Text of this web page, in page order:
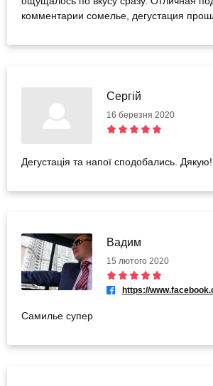
комментарии сомелье, дегустация
Сергій
16 березня 2020
Дегустація та напої сподобались. Дякую!
Вадим
15 лютого 2020
Самилье супер